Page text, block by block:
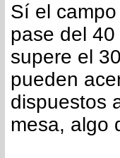
Sí el
pase del
supere el
pueden
dispuestos
mesa, algo